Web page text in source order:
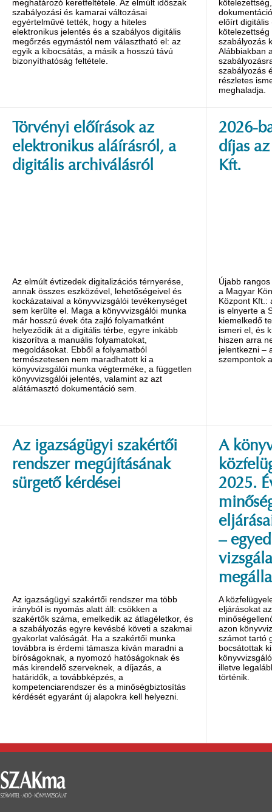
meghatározó keretfeltétele. Az elmúlt időszak
szabályozási és kamarai változásai
egyértelművé tették, hogy a hiteles
elektronikus jelentés és a szabályos digitális
megőrzés egymástól nem választható el: az
egyik a kibocsátás, a másik a hosszú távú
bizonyíthatóság feltétele.
előírt digitális
szabályozás
Alábbiakban
szabályozás
részletes
meghaladja.
Törvényi előírások az
elektronikus aláírásról, a
digitális archiválásról
Az elmúlt évtizedek digitalizációs térnyerése,
annak összes eszközével, lehetőségeivel és
kockázataival a könyvvizsgálói tevékenységet
sem kerülte el. Maga a könyvvizsgálói munka
már hosszú évek óta zajló folyamatként
helyeződik át a digitális térbe, egyre inkább
kiszorítva a manuális folyamatokat,
megoldásokat. Ebből a folyamatból
természetesen nem maradhatott ki a
könyvvizsgálói munka végterméke, a független
könyvvizsgálói jelentés, valamint az azt
alátámasztó dokumentáció sem.
2026-
díjas
Kft.
Újabb
a Magyar
Központ Kft.:
is elnyerte a
kiemelkedő
ismeri el, és
hiszen arra
jelentkezni –
szempontok
Az igazságügyi szakértői
rendszer megújításának
sürgető kérdései
Az igazságügyi szakértői rendszer ma több
irányból is nyomás alatt áll: csökken a
szakértők száma, emelkedik az átlagéletkor, és
a szabályozás egyre kevésbé követi a szakmai
gyakorlat valóságát. Ha a szakértői munka
továbbra is érdemi támasza kíván maradni a
bíróságoknak, a nyomozó hatóságoknak és
más kirendelő szerveknek, a díjazás, a
határidők, a továbbképzés, a
kompetenciarendszer és a minőségbiztosítás
kérdését egyaránt új alapokra kell helyezni.
A
2025.
–
A
eljárásokat
azon
számot tartó
bocsátottak
illetve
történik.